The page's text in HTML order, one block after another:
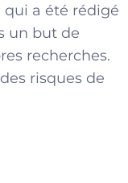
a été rédigé
un but de
recherches.
risques de